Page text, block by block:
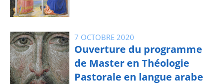
7 OCTOBRE 2020
Ouverture du programme
de Master en Théologie
Pastorale en langue arabe